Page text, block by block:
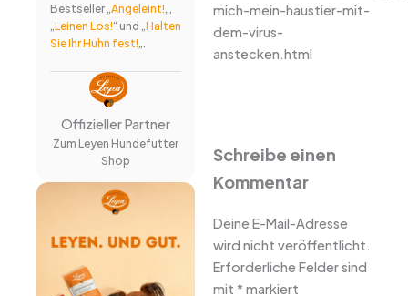
Bestseller „Angeleint!„,
„Leinen Los!“ und „Halten
Sie Ihr Huhn fest!„.
Offizieller Partner
Zum Leyen Hundefutter
Shop
mich-mein-haustier-mit-
dem-virus-
anstecken.html
Schreibe einen
Kommentar
Deine E-Mail-Adresse
wird nicht veröffentlicht.
Erforderliche Felder sind
mit * markiert